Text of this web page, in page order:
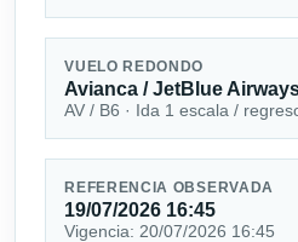
VUELO REDONDO
Avianca / JetBlue
AV / B6 · Ida 1 escala /
REFERENCIA OBSERVADA
19/07/2026 16:45
Vigencia: 20/07/2026 16:45